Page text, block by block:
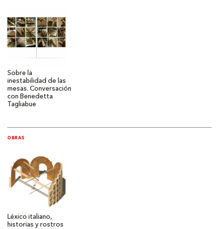
Sobre la
inestabilidad de las
mesas. Conversación
con Benedetta
Tagliabue
OBRAS
Léxico italiano,
historias y rostros